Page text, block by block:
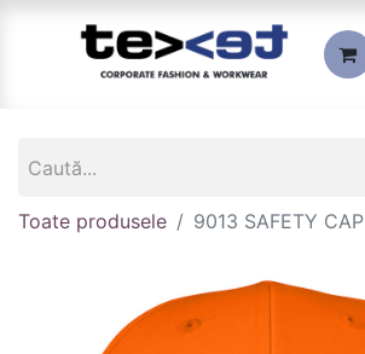
Toate produsele 9013 SAFETY CAP